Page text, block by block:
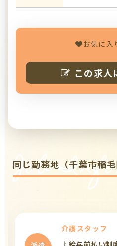
お気に入
この求人
Job
同じ勤務地（千葉市稲
介護スタッフ
♪給与前払い